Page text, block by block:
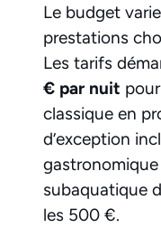
Le budget
prestations
Les tarifs
€ par nuit
classique en
d’exception
subaquatique
les 500 €.